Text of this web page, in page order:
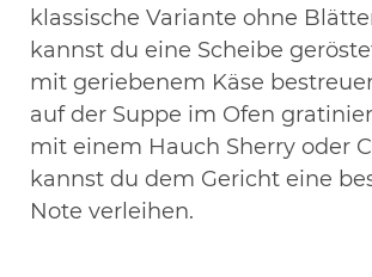
klassische Variante ohne
kannst du eine Scheibe
mit geriebenem Käse
auf der Suppe im Ofen
mit einem Hauch Sherry oder
kannst du dem Gericht eine
Note verleihen.